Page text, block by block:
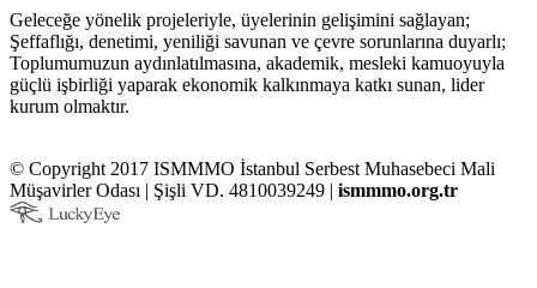
Geleceğe yönelik projeleriyle, üyelerinin gelişimini sağlayan;
Şeffaflığı, denetimi, yeniliği savunan ve çevre sorunlarına duyarlı;
Toplumumuzun aydınlatılmasına, akademik, mesleki kamuoyuyla
güçlü işbirliği yaparak ekonomik kalkınmaya katkı sunan, lider
kurum olmaktır.
© Copyright 2017 ISMMMO İstanbul Serbest Muhasebeci Mali
Müşavirler Odası | Şişli VD. 4810039249 | ismmmo.org.tr